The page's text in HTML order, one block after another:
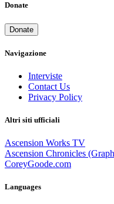
Donate
Donate
Navigazione
Interviste
Contact Us
Privacy Policy
Altri siti ufficiali
Ascension Works TV
Ascension Chronicles
CoreyGoode.com
Languages